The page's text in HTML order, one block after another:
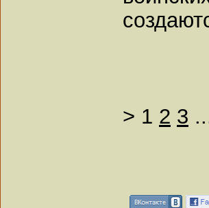
> 1 2 3